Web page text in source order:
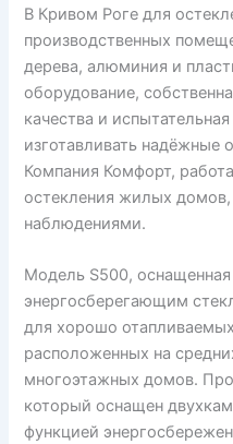
В Кривом Роге для
производственных
дерева, алюминия и
оборудование,
качества и
изготавливать надёжные
Компания Комфорт,
остекления жилых
наблюдениями.
Модель S500,
энергосберегающим
для хорошо
расположенных на
многоэтажных домов.
который оснащен
функцией